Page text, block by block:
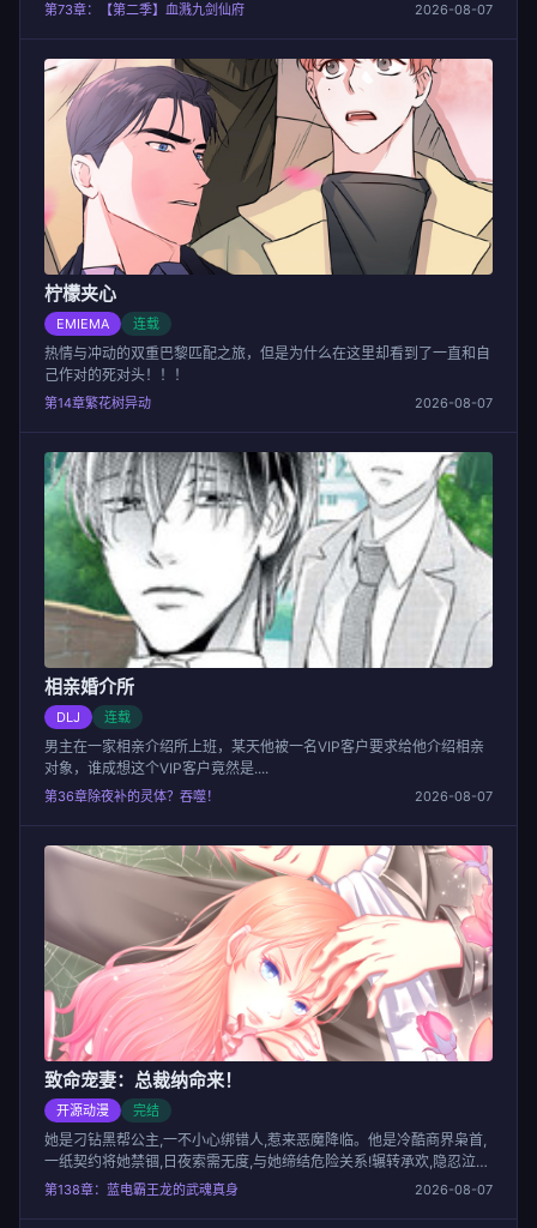
第73章：【第二季】血溅九剑仙府 2026-08-07
柠檬夹心
EMIEMA 连载
热情与冲动的双重巴黎匹配之旅，但是为什么在这里却看到了一直和自
己作对的死对头！！！
第14章繁花树异动 2026-08-07
相亲婚介所
DLJ 连载
男主在一家相亲介绍所上班，某天他被一名VIP客户要求给他介绍相亲
对象，谁成想这个VIP客户竟然是....
第36章除夜补的灵体？吞噬！ 2026-08-07
致命宠妻：总裁纳命来！
开源动漫 完结
她是刁钻黑帮公主,一不小心绑错人,惹来恶魔降临。他是冷酷商界枭首,
一纸契约将她禁锢,日夜索需无度,与她缔结危险关系!辗转承欢,隐忍泣
泪,一次次抵抗无效,她誓要报复!又是一夜凌虐,各怀鬼胎,抵死缠绵...她把
第138章：蓝电霸王龙的武魂真身 2026-08-07